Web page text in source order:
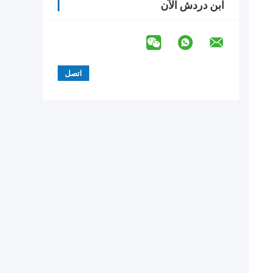
ابن دردش الآن